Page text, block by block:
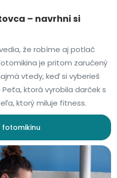
– navrhni si
že robíme aj potlač
je pritom zaručený
vtedy, keď si vyberieš
ktorá vyrobila darček s
ktorý miluje fitness.